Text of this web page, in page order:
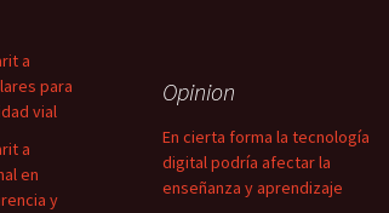
a
para
vial
a
en
y
Opinion
En cierta forma la tecnología
digital podría afectar la
enseñanza y aprendizaje